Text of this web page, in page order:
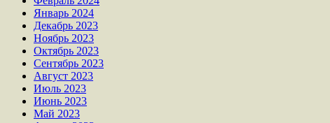
Январь 2024
Декабрь 2023
Ноябрь 2023
Октябрь 2023
Сентябрь 2023
Август 2023
Июль 2023
Июнь 2023
Май 2023